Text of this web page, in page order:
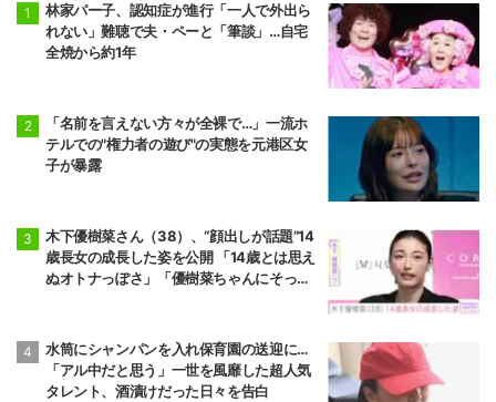
林家パー子、認知症が進行「一人で外出ら
れない」難聴で夫・ペーと「筆談」…自宅
全焼から約1年
「名前を言えない方々が全裸で…」一流ホ
テルでの"権力者の遊び"の実態を元港区女
子が暴露
木下優樹菜さん（38）、“顔出しが話題”14
歳長女の成長した姿を公開 「14歳とは思え
ぬオトナっぽさ」「優樹菜ちゃんにそっく
水筒にシャンパンを入れ保育園の送迎に…
「アル中だと思う」一世を風靡した超人気
タレント、酒漬けだった日々を告白